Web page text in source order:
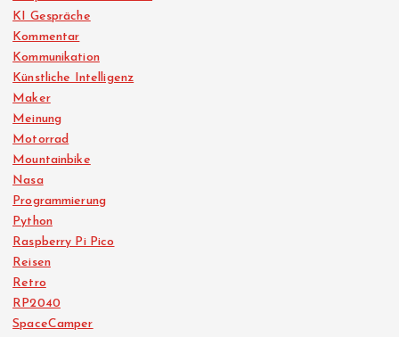
KI Gespräche
Kommentar
Kommunikation
Künstliche Intelligenz
Maker
Meinung
Motorrad
Mountainbike
Nasa
Programmierung
Python
Raspberry Pi Pico
Reisen
Retro
RP2040
SpaceCamper